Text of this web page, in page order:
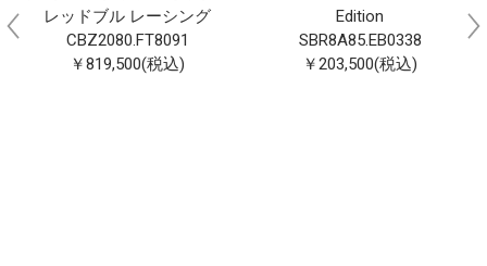
レッドブル レーシング
CBZ2080.FT8091
￥819,500(税込)
Edition
SBR8A85.EB0338
￥203,500(税込)